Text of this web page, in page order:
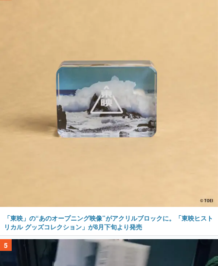
「東映」の“あのオープニング映像”がアクリルブロックに。「東映ヒスト
リカル グッズコレクション」が8月下旬より発売
5